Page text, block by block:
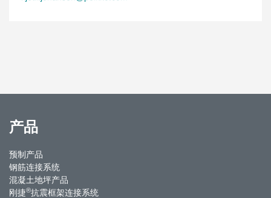
产品
预制产品
钢筋连接系统
混凝土地坪产品
刚捷®抗震框架连接系统